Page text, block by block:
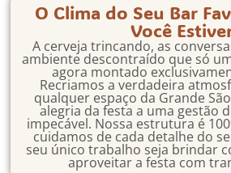
O Clima do Seu Bar
Você
A cerveja trincando, as
ambiente descontraído que só
agora montado
Recriamos a verdadeira
qualquer espaço da Grande
alegria da festa a uma gestão
impecável. Nossa estrutura é
cuidamos de cada detalhe do
seu único trabalho seja brindar
aproveitar a festa com